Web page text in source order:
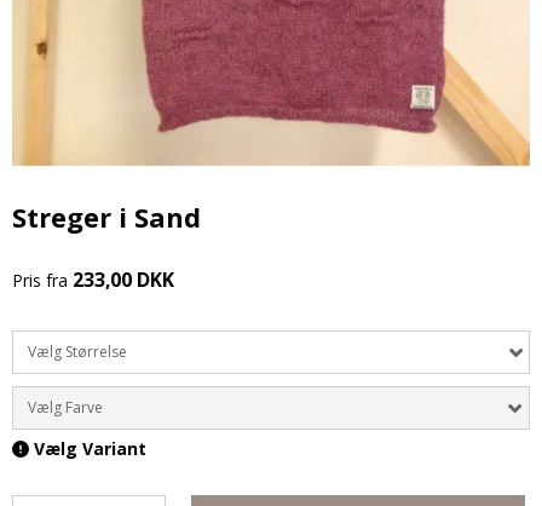
Streger i Sand
Pris fra 233,00 DKK
Vælg Størrelse
Vælg Farve
Vælg Variant